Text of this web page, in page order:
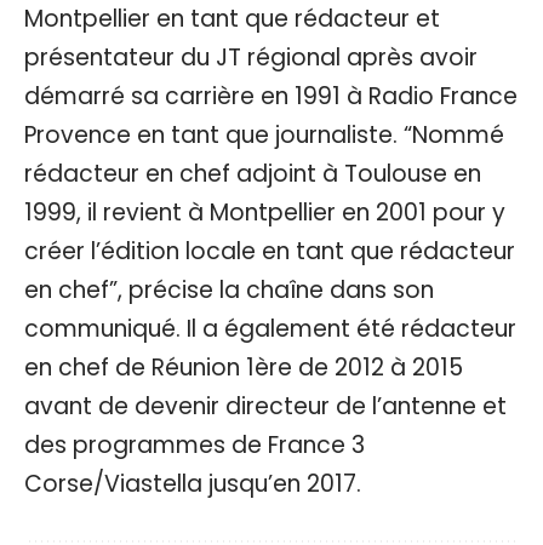
Montpellier en tant que rédacteur et
présentateur du JT régional après avoir
démarré sa carrière en 1991 à Radio France
Provence en tant que journaliste. “Nommé
rédacteur en chef adjoint à Toulouse en
1999, il revient à Montpellier en 2001 pour y
créer l’édition locale en tant que rédacteur
en chef”, précise la chaîne dans son
communiqué. Il a également été rédacteur
en chef de Réunion 1ère de 2012 à 2015
avant de devenir directeur de l’antenne et
des programmes de France 3
Corse/Viastella jusqu’en 2017.